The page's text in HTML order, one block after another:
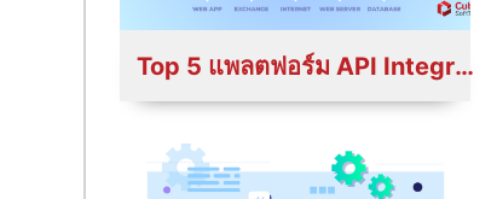
Top 5 แพลตฟอร์ม API Integration ปี 2025 ที่ธุรกิจควรรู้จัก